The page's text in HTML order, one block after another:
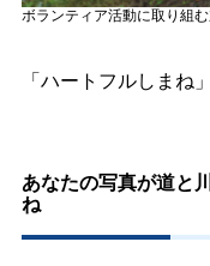
ボランティア活動に取り組
「ハートフルしまね
あなたの写真が道と
ね